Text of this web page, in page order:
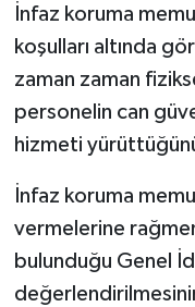
İnfaz koruma
koşulları altında
zaman zaman
personelin can
hizmeti
İnfaz koruma
vermelerine
bulunduğu Genel